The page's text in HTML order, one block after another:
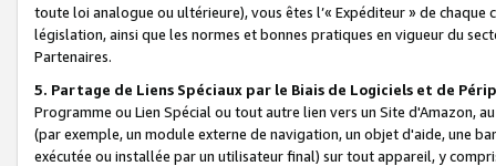
toute loi analogue ou ultérieure), vous êtes l’« Expéditeur » de
législation, ainsi que les normes et bonnes pratiques en vigueur du
Partenaires.
5. Partage de Liens Spéciaux par le Biais de Logiciels et de
Programme ou Lien Spécial ou tout autre lien vers un Site d'Amazon,
(par exemple, un module externe de navigation, un objet d'aide, une
exécutée ou installée par un utilisateur final) sur tout appareil, y